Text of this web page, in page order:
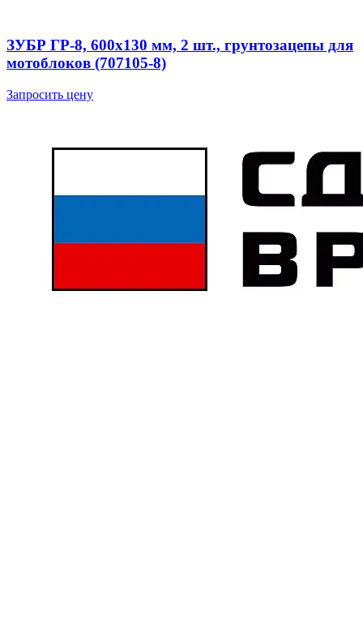
ЗУБР ГР-8, 600х130 мм, 2 шт., грунтозацепы для
мотоблоков (707105-8)
Запросить цену